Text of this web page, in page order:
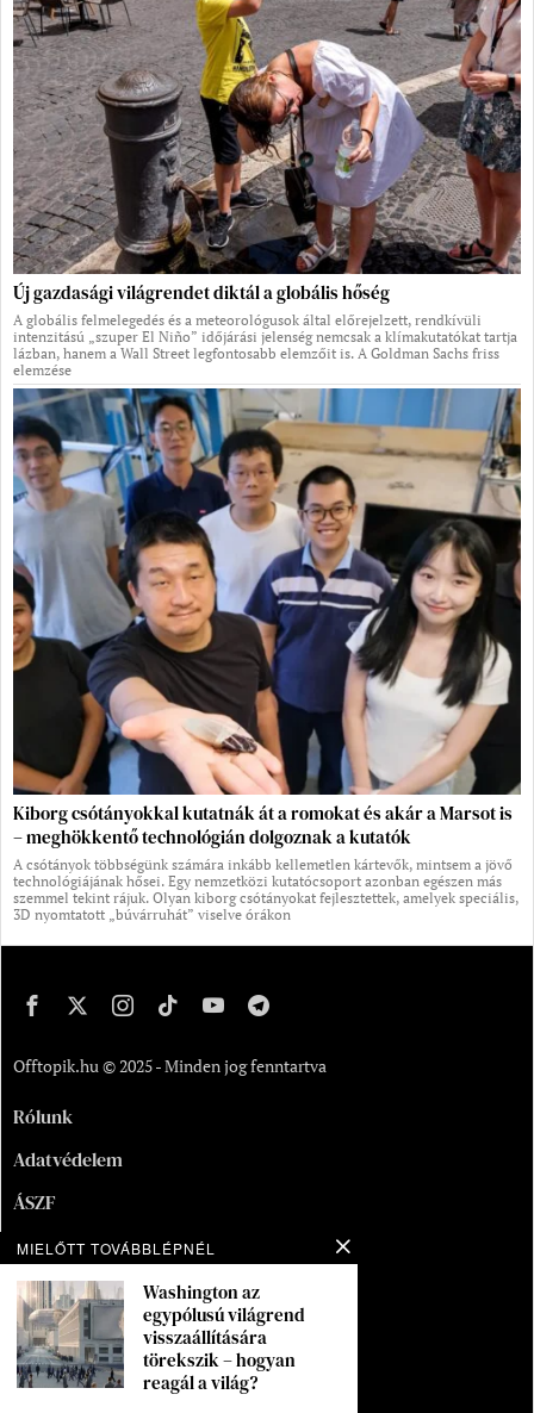
Új gazdasági világrendet diktál a globális hőség
A globális felmelegedés és a meteorológusok által előrejelzett, rendkívüli
intenzitású „szuper El Niño” időjárási jelenség nemcsak a klímakutatókat tartja
lázban, hanem a Wall Street legfontosabb elemzőit is. A Goldman Sachs friss
elemzése
Kiborg csótányokkal kutatnák át a romokat és akár a Marsot is
– meghökkentő technológián dolgoznak a kutatók
A csótányok többségünk számára inkább kellemetlen kártevők, mintsem a jövő
technológiájának hősei. Egy nemzetközi kutatócsoport azonban egészen más
szemmel tekint rájuk. Olyan kiborg csótányokat fejlesztettek, amelyek speciális,
3D nyomtatott „búvárruhát” viselve órákon
Offtopik.hu © 2025 - Minden jog fenntartva
Rólunk
Adatvédelem
ÁSZF
Kapcsolat
Oldaltérkép
Segítség
Munka
MIELŐTT TOVÁBBLÉPNÉL
Washington az
egypólusú világrend
visszaállítására
törekszik – hogyan
reagál a világ?